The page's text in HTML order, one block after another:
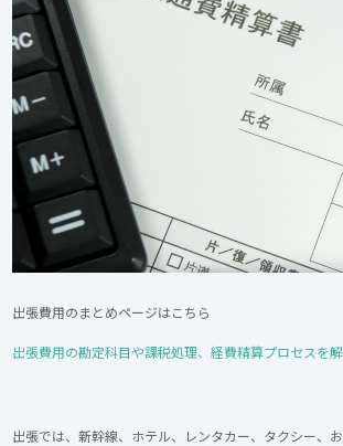
出張費用のまとめページはこちら
出張費用の勘定科目や課税処理、経費精算プロセスを
出張では、新幹線、ホテル、レンタカー、タクシー、